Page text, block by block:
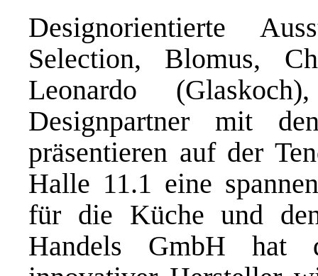
Designorientierte
Selection, Blomus,
Leonardo
Designpartner mit
präsentieren auf der
Halle 11.1 eine
für die Küche und
Handels GmbH hat